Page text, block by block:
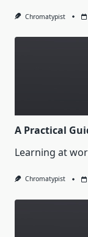
Chromatypist
A Practical
Learning at
Chromatypist